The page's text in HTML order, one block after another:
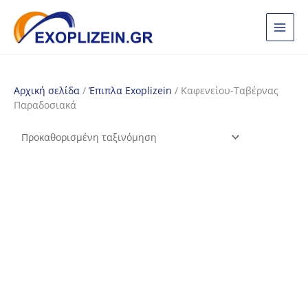
στο
περιεχόμενο
Αρχική σελίδα / Έπιπλα Exoplizein / Καφενείου-Ταβέρνας
Παραδοσιακά